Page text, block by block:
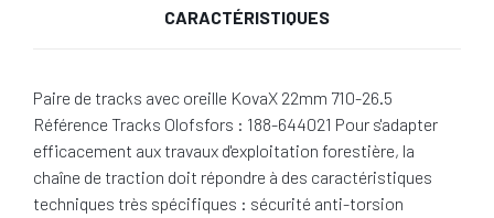
CARACTÉRISTIQUES
Paire de tracks avec oreille KovaX 22mm 710-26.5
Référence Tracks Olofsfors : 188-644021 Pour s'adapter
efficacement aux travaux d'exploitation forestière, la
chaîne de traction doit répondre à des caractéristiques
techniques très spécifiques : sécurité anti-torsion